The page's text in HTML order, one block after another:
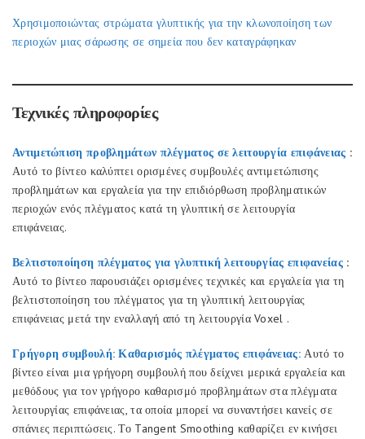
Χρησιμοποιώντας στρώματα γλυπτικής για την κλωνοποίηση των
περιοχών μιας σάρωσης σε σημεία που δεν καταγράφηκαν
Τεχνικές πληροφορίες
Αντιμετώπιση προβλημάτων πλέγματος σε λειτουργία επιφάνειας :
Αυτό το βίντεο καλύπτει ορισμένες συμβουλές αντιμετώπισης
προβλημάτων και εργαλεία για την επιδιόρθωση προβληματικών
περιοχών ενός πλέγματος κατά τη γλυπτική σε λειτουργία
επιφάνειας.
Βελτιστοποίηση πλέγματος για γλυπτική λειτουργίας επιφανείας :
Αυτό το βίντεο παρουσιάζει ορισμένες τεχνικές και εργαλεία για τη
βελτιστοποίηση του πλέγματος για τη γλυπτική λειτουργίας
επιφάνειας μετά την εναλλαγή από τη λειτουργία Voxel .
Γρήγορη συμβουλή: Καθαρισμός πλέγματος επιφάνειας: Αυτό το
βίντεο είναι μια γρήγορη συμβουλή που δείχνει μερικά εργαλεία και
μεθόδους για τον γρήγορο καθαρισμό προβλημάτων στα πλέγματα
λειτουργίας επιφάνειας, τα οποία μπορεί να συναντήσει κανείς σε
σπάνιες περιπτώσεις. Το Tangent Smoothing καθαρίζει εν κινήσει